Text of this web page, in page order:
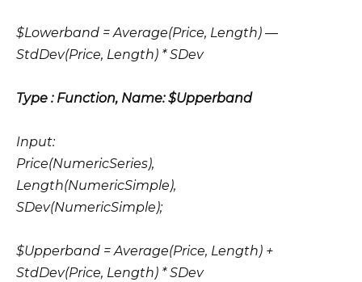
$Lowerband = Average(Price, Length) —
StdDev(Price, Length) * SDev
Type : Function, Name: $Upperband
Input:
Price(NumericSeries),
Length(NumericSimple),
SDev(NumericSimple);
$Upperband = Average(Price, Length) +
StdDev(Price, Length) * SDev